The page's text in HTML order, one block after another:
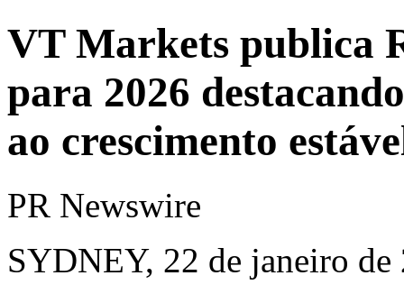
VT Markets publica
para 2026
ao crescimento
PR Newswire
SYDNEY, 22 de janeiro de